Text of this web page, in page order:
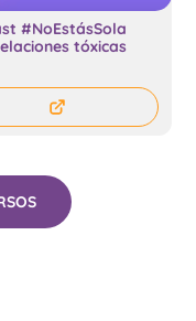
#NoEstásSola
tóxicas